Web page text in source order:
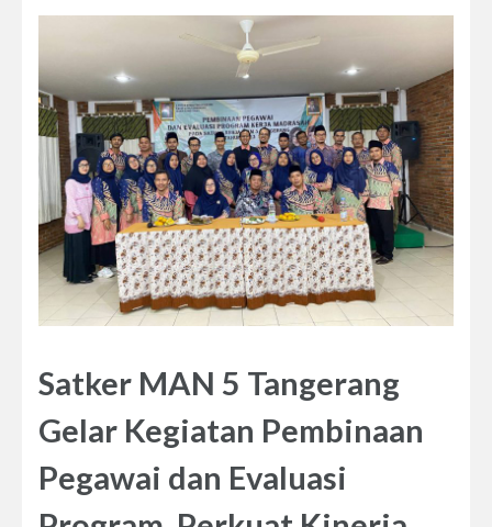
Satker MAN 5 Tangerang
Gelar Kegiatan Pembinaan
Pegawai dan Evaluasi